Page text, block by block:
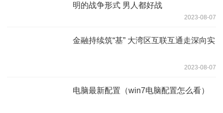
明的战争形式 男人都好战
2023-08-07
金融持续筑“基” 大湾区互联互通走深向实
2023-08-07
电脑最新配置（win7电脑配置怎么看）